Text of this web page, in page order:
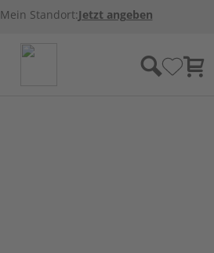
Mein Standort:Jetzt angeben